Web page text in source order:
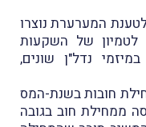
המערערת נוצרו
ירידה לטמיון של השקעות
שביצעו בין השנים 2017-2007 במיזמי נדל"ן שונים,
חובות בשנת-המס
ממחילת חוב בגובה